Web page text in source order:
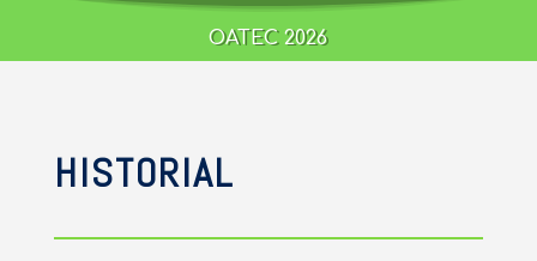
OATEC 2026
HISTORIAL